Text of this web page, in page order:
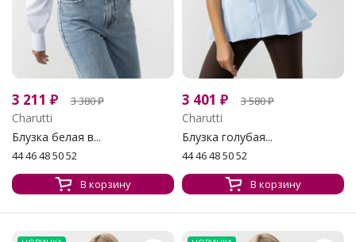
3 211 ₽ 3 380₽
Charutti
Блузка белая в...
44 46 48 50 52
В корзину
3 401 ₽ 3 580₽
Charutti
Блузка голубая...
44 46 48 50 52
В корзину